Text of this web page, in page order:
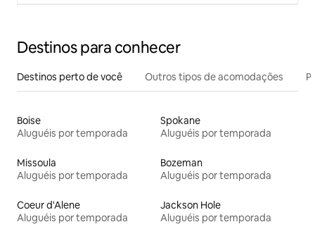
Destinos para conhecer
Destinos perto de você Outros tipos de acomodações
Boise
Aluguéis por temporada
Spokane
Aluguéis por temporada
Missoula
Aluguéis por temporada
Bozeman
Aluguéis por temporada
Coeur d'Alene
Aluguéis por temporada
Jackson Hole
Aluguéis por temporada